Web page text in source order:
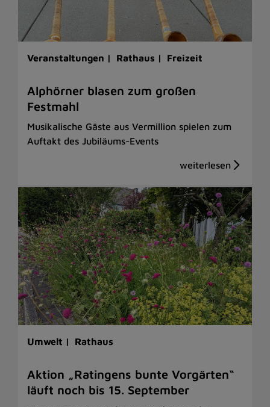
Veranstaltungen | Rathaus | Freizeit
Alphörner blasen zum großen
Festmahl
Musikalische Gäste aus Vermillion spielen zum
Auftakt des Jubiläums-Events
Umwelt | Rathaus
Aktion „Ratingens bunte Vorgärten“
läuft noch bis 15. September